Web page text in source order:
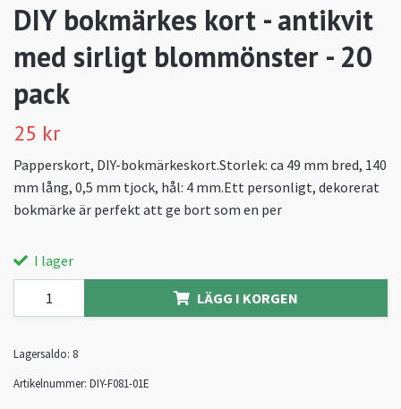
DIY bokmärkes kort - antikvit
med sirligt blommönster - 20
pack
25 kr
Papperskort, DIY-bokmärkeskort.Storlek: ca 49 mm bred, 140
mm lång, 0,5 mm tjock, hål: 4 mm.Ett personligt, dekorerat
bokmärke är perfekt att ge bort som en per
I lager
LÄGG I KORGEN
Lagersaldo: 8
Artikelnummer: DIY-F081-01E